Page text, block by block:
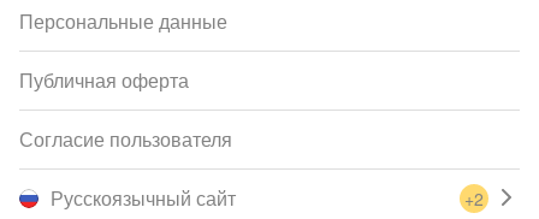
Русскоязычный сайт +2
Персональные данные
Публичная оферта
Согласие пользователя